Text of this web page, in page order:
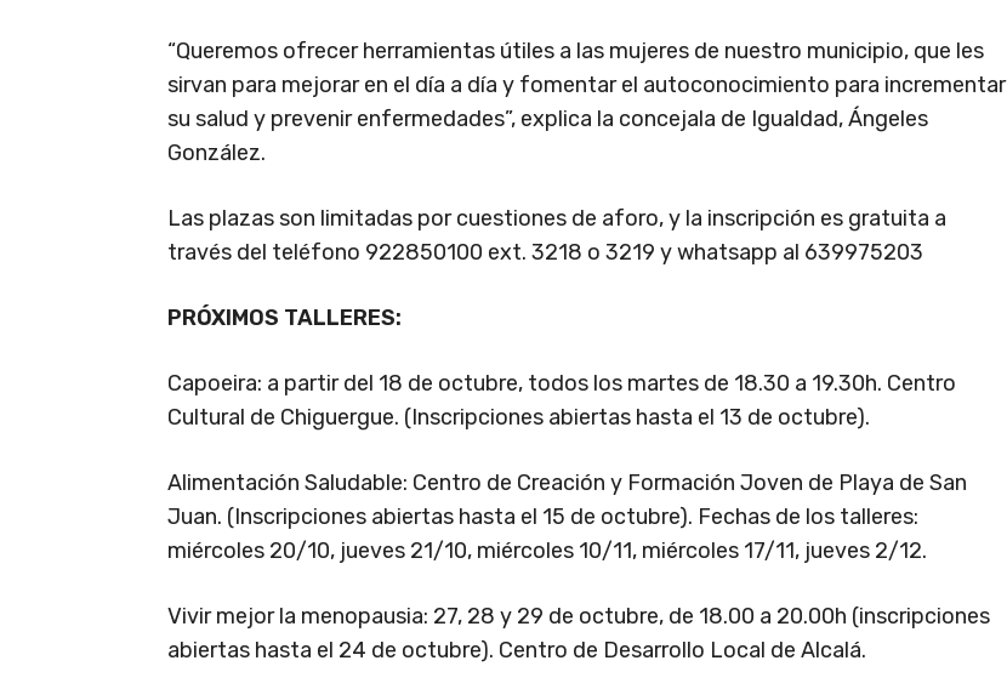
“Queremos ofrecer herramientas útiles a las mujeres de nuestro municipio, que les
sirvan para mejorar en el día a día y fomentar el autoconocimiento para incrementar
su salud y prevenir enfermedades”, explica la concejala de Igualdad, Ángeles
González.
Las plazas son limitadas por cuestiones de aforo, y la inscripción es gratuita a
través del teléfono 922850100 ext. 3218 o 3219 y whatsapp al 639975203
PRÓXIMOS TALLERES:
Capoeira: a partir del 18 de octubre, todos los martes de 18.30 a 19.30h. Centro
Cultural de Chiguergue. (Inscripciones abiertas hasta el 13 de octubre).
Alimentación Saludable: Centro de Creación y Formación Joven de Playa de San
Juan. (Inscripciones abiertas hasta el 15 de octubre). Fechas de los talleres:
miércoles 20/10, jueves 21/10, miércoles 10/11, miércoles 17/11, jueves 2/12.
Vivir mejor la menopausia: 27, 28 y 29 de octubre, de 18.00 a 20.00h (inscripciones
abiertas hasta el 24 de octubre). Centro de Desarrollo Local de Alcalá.